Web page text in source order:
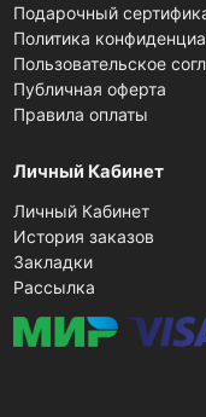
Подарочный
Политика
Пользовательское
Публичная оферта
Правила оплаты
Личный Кабинет
Личный Кабинет
История заказов
Закладки
Рассылка